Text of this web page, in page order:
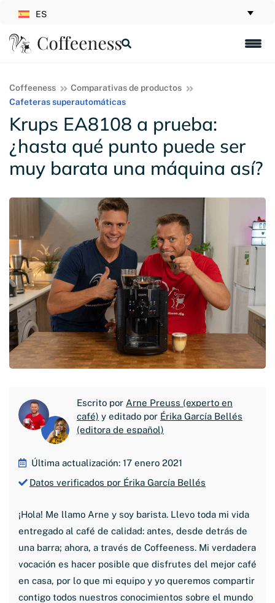
ES
Coffeeness
Comparativas de productos
Cafeteras superautomáticas
Krups EA8108 a prueba:
¿hasta qué punto puede ser
muy barata una máquina así?
Escrito por Arne Preuss (experto en
café) y editado por Érika García Bellés
(editora de español)
Última actualización: 17 enero 2021
Datos verificados por Érika García Bellés
¡Hola! Me llamo Arne y soy barista. Llevo toda mi vida
entregado al café de calidad: antes, desde detrás de
una barra; ahora, a través de Coffeeness. Mi verdadera
vocación es hacer posible que disfrutes del mejor café
en casa, por lo que mi equipo y yo queremos compartir
contigo todos nuestros conocimientos sobre el mundo